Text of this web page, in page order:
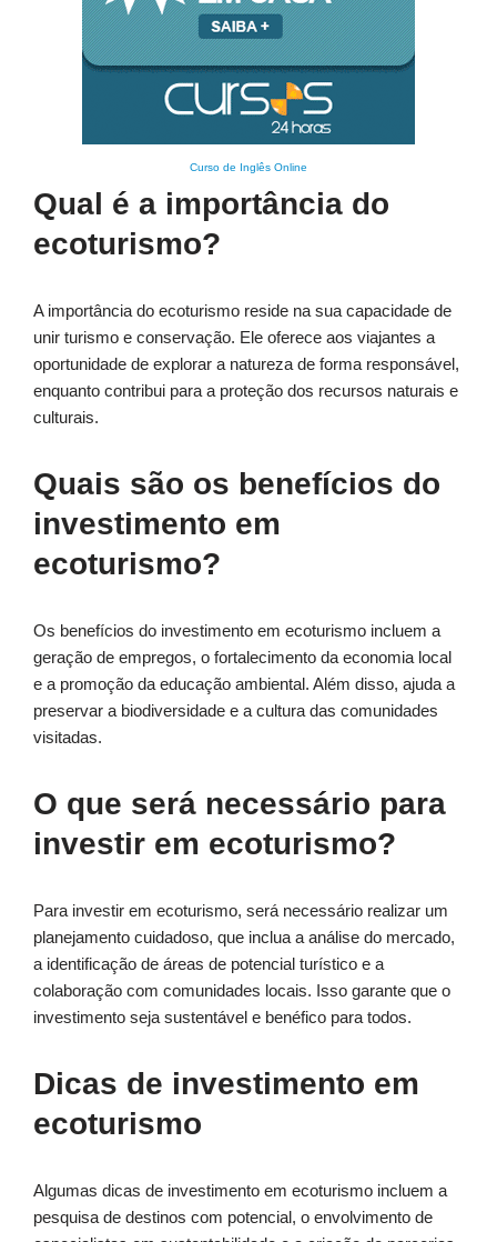
Curso de Inglês Online
Qual é a importância do
ecoturismo?
A importância do ecoturismo reside na sua capacidade de
unir turismo e conservação. Ele oferece aos viajantes a
oportunidade de explorar a natureza de forma responsável,
enquanto contribui para a proteção dos recursos naturais e
culturais.
Quais são os benefícios do
investimento em
ecoturismo?
Os benefícios do investimento em ecoturismo incluem a
geração de empregos, o fortalecimento da economia local
e a promoção da educação ambiental. Além disso, ajuda a
preservar a biodiversidade e a cultura das comunidades
visitadas.
O que será necessário para
investir em ecoturismo?
Para investir em ecoturismo, será necessário realizar um
planejamento cuidadoso, que inclua a análise do mercado,
a identificação de áreas de potencial turístico e a
colaboração com comunidades locais. Isso garante que o
investimento seja sustentável e benéfico para todos.
Dicas de investimento em
ecoturismo
Algumas dicas de investimento em ecoturismo incluem a
pesquisa de destinos com potencial, o envolvimento de